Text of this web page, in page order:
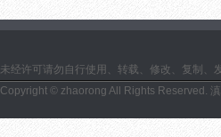
未经许可请勿自行使用、转载、修改、复制
Copyright © zhaorong All Rights Reserved.